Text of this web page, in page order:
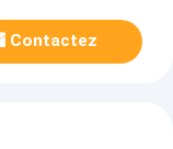
Contactez